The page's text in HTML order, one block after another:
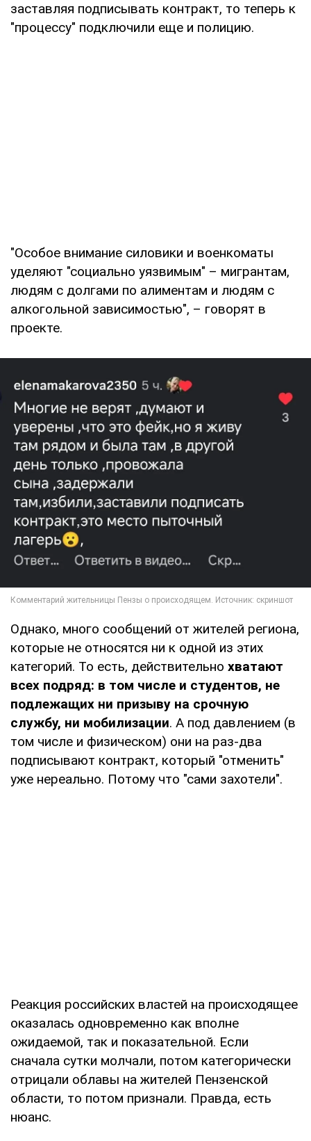
заставляя подписывать контракт, то теперь к
"процессу" подключили еще и полицию.
"Особое внимание силовики и военкоматы
уделяют "социально уязвимым" – мигрантам,
людям с долгами по алиментам и людям с
алкогольной зависимостью", – говорят в
проекте.
Однако, много сообщений от жителей региона,
которые не относятся ни к одной из этих
категорий. То есть, действительно хватают
всех подряд: в том числе и студентов, не
подлежащих ни призыву на срочную
службу, ни мобилизации. А под давлением (в
том числе и физическом) они на раз-два
подписывают контракт, который "отменить"
уже нереально. Потому что "сами захотели".
Реакция российских властей на происходящее
оказалась одновременно как вполне
ожидаемой, так и показательной. Если
сначала сутки молчали, потом категорически
отрицали облавы на жителей Пензенской
области, то потом признали. Правда, есть
нюанс.